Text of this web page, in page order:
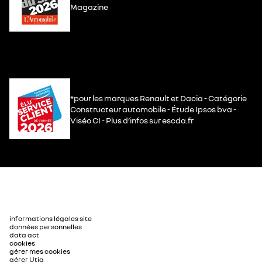
Magazine
*pour les marques Renault et Dacia - Catégorie
Constructeur automobile - Étude Ipsos bva -
Viséo CI - Plus d’infos sur escda.fr
informations légales site
données personnelles
data act
cookies
gérer mes cookies
gérer Utiq